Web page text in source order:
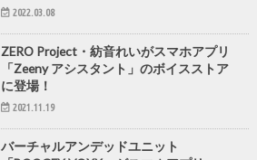
2022.03.08
ZERO Project・紡音れいがスマホアプリ
「Zeeny アシスタント」のボイスストア
に登場！
2021.11.19
バーチャルアンデッドユニット